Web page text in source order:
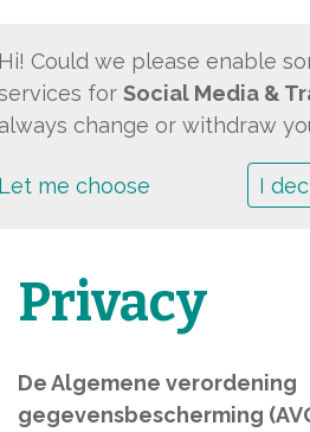
Privacy
De Algemene verordening
gegevensbescherming
Could we please enable
for Social Media &
change or withdraw
me choose I